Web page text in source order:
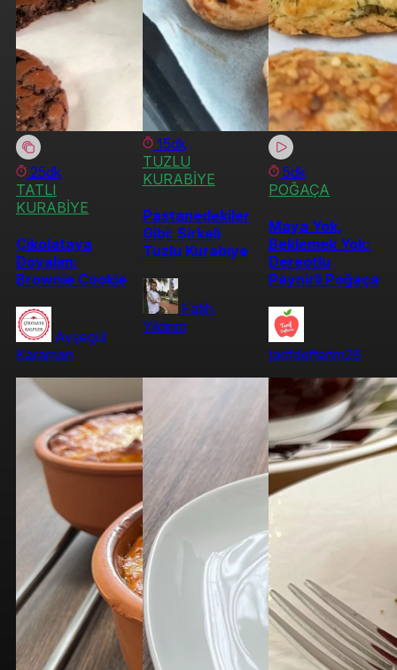
25dk
TATLI
KURABİYE
Çikolataya
Doyalım:
Brownie Cookie
Ayşegül
Karaman
15dk
TUZLU
KURABİYE
Pastanedekiler
Gibi: Sirkeli
Tuzlu Kurabiye
Fatih
Yıldırım
5dk
POĞAÇA
Maya Yok,
Beklemek Yok:
Dereotlu
Peynirli Poğaça
tarifdefterim26